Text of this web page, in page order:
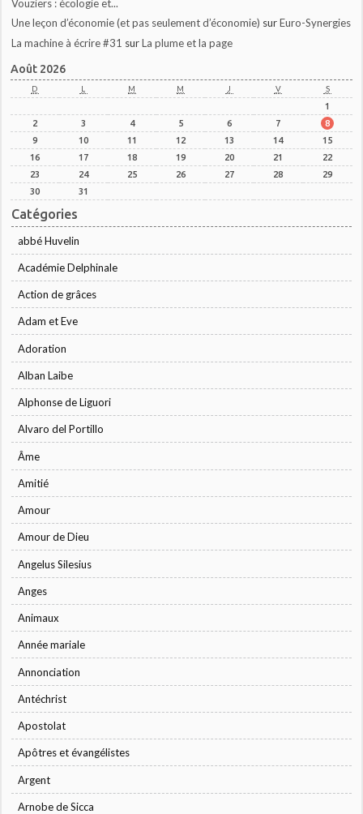
Vouziers : écologie et...
Une leçon d’économie (et pas seulement d’économie) surEuro-Synergies
La machine à écrire #31 surLa plume et la page
Août 2026
D L M M J V S
1
2
3 4 5 6 7
8
9
10 11 12 13 14
15
16
17 18 19 20 21
22
23
24 25 26 27 28
29
30
31
Catégories
abbé Huvelin
Académie Delphinale
Action de grâces
Adam et Eve
Adoration
Alban Laibe
Alphonse de Liguori
Alvaro del Portillo
Âme
Amitié
Amour
Amour de Dieu
Angelus Silesius
Anges
Animaux
Année mariale
Annonciation
Antéchrist
Apostolat
Apôtres et évangélistes
Argent
Arnobe de Sicca